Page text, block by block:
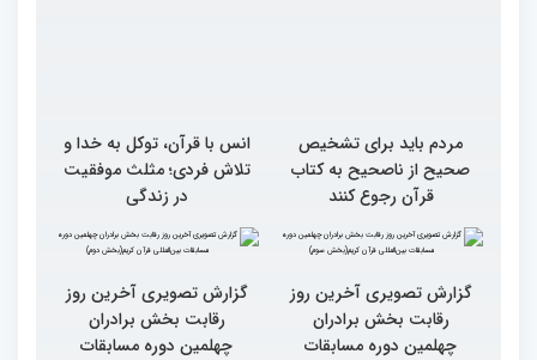
مردم باید برای تشخیص
صحیح از ناصحیح به کتاب
قرآن رجوع کنند
انس با قرآن، توکل به خدا و
تلاش فردی؛ مثلث موفقیت
در زندگی
گزارش تصویری آخرین روز
رقابت بخش برادران
چهلمین دوره مسابقات
گزارش تصویری آخرین روز
رقابت بخش برادران
چهلمین دوره مسابقات